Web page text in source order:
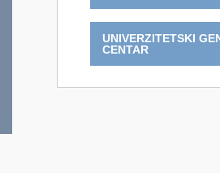
UNIVERZITETSKI
CENTAR